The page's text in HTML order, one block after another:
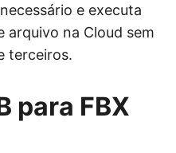
e executa
na Cloud sem
terceiros.
para FBX